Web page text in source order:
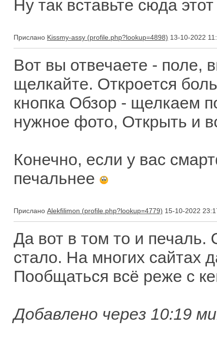
Ну так вставьте сюда
Прислано Kissmy-assy 13-10-2022
Вот вы отвечаете - поле,
щелкайте. Откроется
кнопка Обзор - щелкаем
нужное фото, Открыть и
Конечно, если у вас
печальнее
Прислано Alekfilimon 15-10-2022
Да вот в том то и
стало. На многих сайтах
Пообщаться всё реже с
Добавлено через 10:19